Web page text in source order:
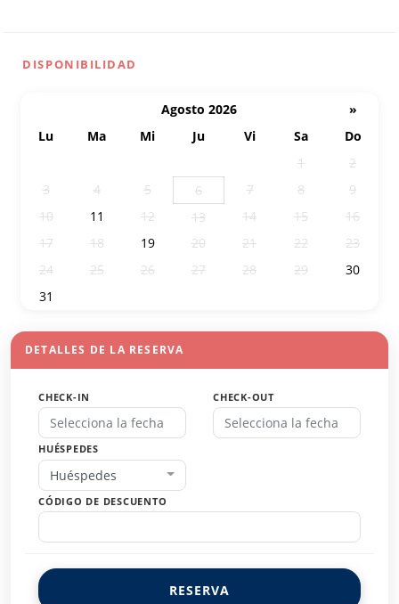
DISPONIBILIDAD
Agosto 2026
»
Lu
Ma Mi Ju Vi Sa
Do
1
2
3
4 5 6 7 8
9
10
11 12 13 14 15
16
17
18 19 20 21 22
23
24
25 26 27 28 29
30
31
DETALLES DE LA RESERVA
CHECK-IN CHECK-OUT
HUÉSPEDES
Huéspedes
CÓDIGO DE DESCUENTO
RESERVA